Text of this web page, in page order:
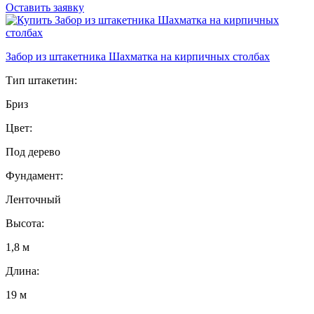
Оставить заявку
Забор из штакетника Шахматка на кирпичных столбах
Тип штакетин:
Бриз
Цвет:
Под дерево
Фундамент:
Ленточный
Высота:
1,8 м
Длина:
19 м